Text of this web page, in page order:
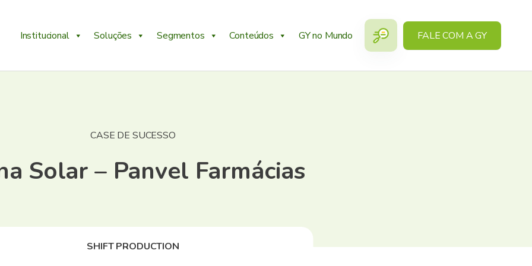
Institucional Soluções Segmentos Conteúdos GY no Mundo FALE COM A GY
CASE DE SUCESSO
Solar – Panvel Farmácias
SHIFT PRODUCTION